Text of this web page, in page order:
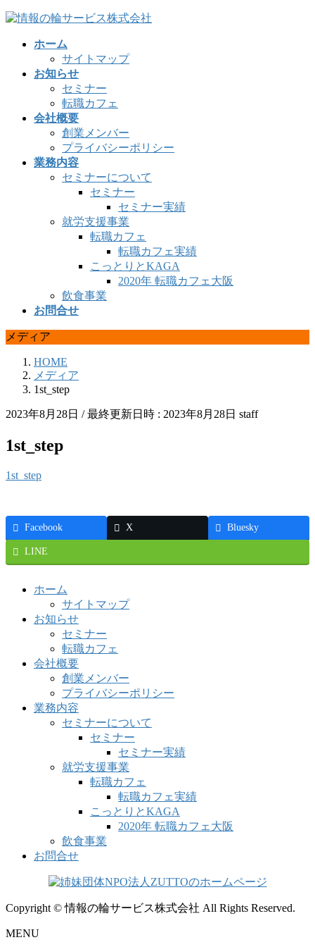
コ
ナ
ホーム
サイトマップ
お知らせ
セミナー
転職カフェ
会社概要
創業メンバー
プライバシーポリシー
業務内容
セミナーについて
セミナー
セミナー実績
就労支援事業
転職カフェ
転職カフェ実績
こっとりとKAGA
2020年 転職カフェ大阪
飲食事業
お問合せ
メディア
HOME
メディア
1st_step
2023年8月28日 / 最終更新日時 : 2023年8月28日 staff
1st_step
1st_step
Facebook X Bluesky
LINE
ホーム
サイトマップ
お知らせ
セミナー
転職カフェ
会社概要
創業メンバー
プライバシーポリシー
業務内容
セミナーについて
セミナー
セミナー実績
就労支援事業
転職カフェ
転職カフェ実績
こっとりとKAGA
2020年 転職カフェ大阪
飲食事業
お問合せ
Copyright © 情報の輪サービス株式会社 All Rights Reserved.
MENU